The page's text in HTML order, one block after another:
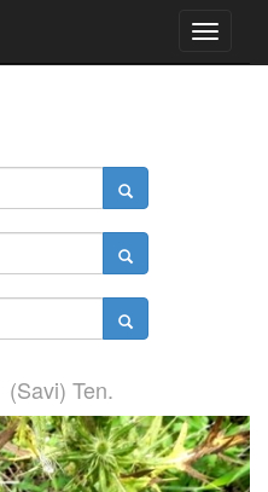
Menu
(Savi) Ten.